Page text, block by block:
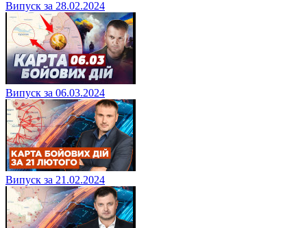
Випуск за 28.02.2024
Випуск за 06.03.2024
Випуск за 21.02.2024